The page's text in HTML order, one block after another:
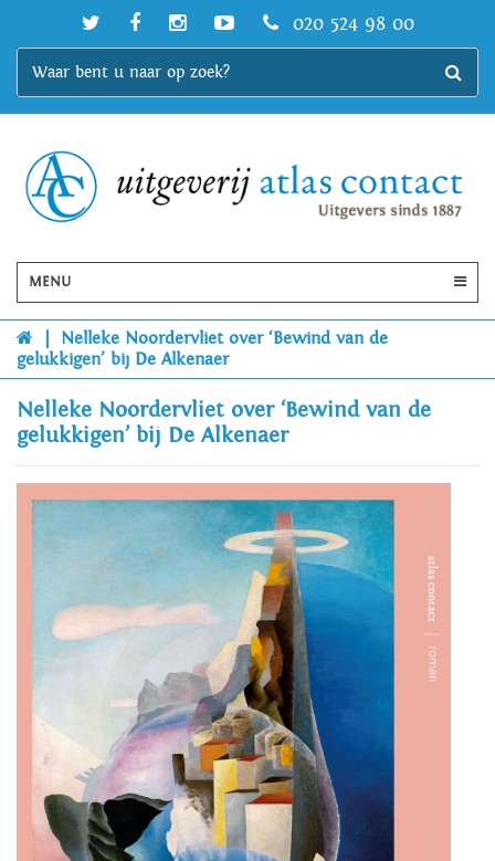
020 524 98 00
MENU
Nelleke Noordervliet over ‘Bewind van de
gelukkigen’ bij De Alkenaer
Nelleke Noordervliet over ‘Bewind van de
gelukkigen’ bij De Alkenaer